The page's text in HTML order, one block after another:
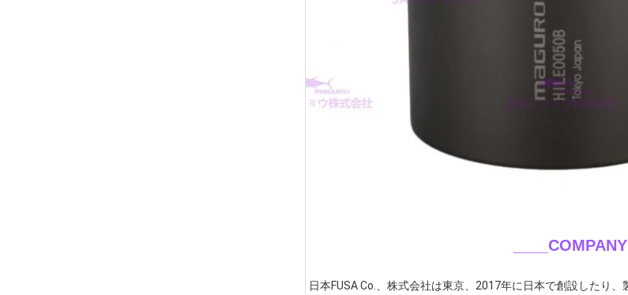
日本FUSA Co.、株式会社は東京、2017年に日本で創設したり